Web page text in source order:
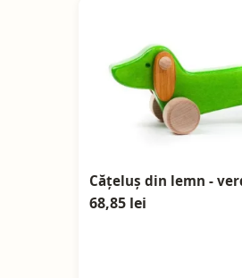
Cățeluș din lemn -
68,85 lei